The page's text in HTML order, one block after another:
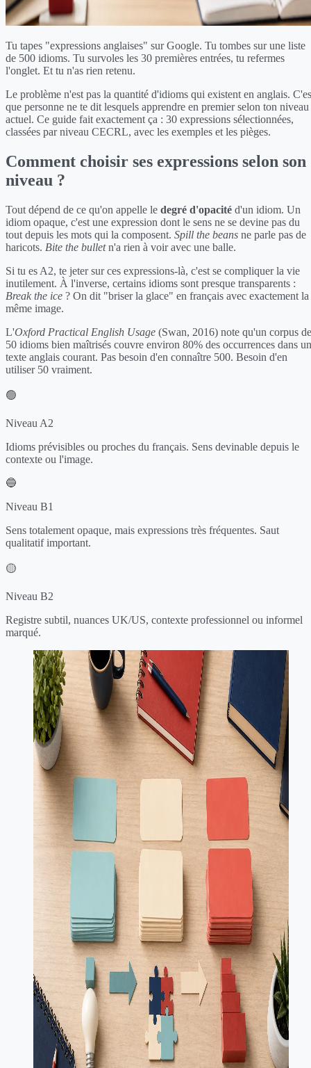
Tu tapes "expressions anglaises" sur Google. Tu tombes sur une liste
de 500 idioms. Tu survoles les 30 premières entrées, tu refermes
l'onglet. Et tu n'as rien retenu.
Le problème n'est pas la quantité d'idioms qui existent en anglais.
que personne ne te dit lesquels apprendre en premier selon ton niveau
actuel. Ce guide fait exactement ça : 30 expressions sélectionnées,
classées par niveau CECRL, avec les exemples et les pièges.
Comment choisir ses expressions selon son
niveau ?
Tout dépend de ce qu'on appelle le degré d'opacité d'un idiom. Un
idiom opaque, c'est une expression dont le sens ne se devine pas du
tout depuis les mots qui la composent. Spill the beans ne parle pas de
haricots. Bite the bulletn'a rien à voir avec une balle.
Si tu es A2, te jeter sur ces expressions-là, c'est se compliquer la vie
inutilement. À l'inverse, certains idioms sont presque transparents :
Break the ice ? On dit "briser la glace" en français avec exactement la
même image.
L'Oxford Practical English Usage (Swan, 2016) note qu'un corpus de
50 idioms bien maîtrisés couvre environ 80% des occurrences dans un
texte anglais courant. Pas besoin d'en connaître 500. Besoin d'en
utiliser 50 vraiment.
🟢
Niveau A2
Idioms prévisibles ou proches du français. Sens devinable depuis le
contexte ou l'image.
🔵
Niveau B1
Sens totalement opaque, mais expressions très fréquentes. Saut
qualitatif important.
🟡
Niveau B2
Registre subtil, nuances UK/US, contexte professionnel ou informel
marqué.